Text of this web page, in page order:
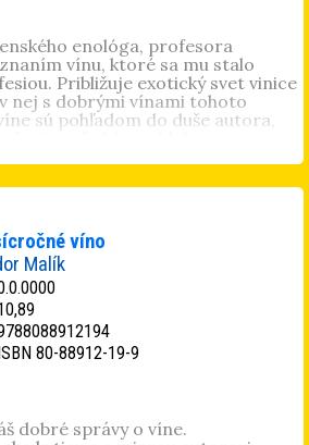
enológa, profesora
vínu, ktoré sa mu stalo
Približuje exotický svet vinice
nej s dobrými vínami tohoto
sú pohľadom do duše autora,
víno
Malík
80-88912-19-9
dobré správy o víne.